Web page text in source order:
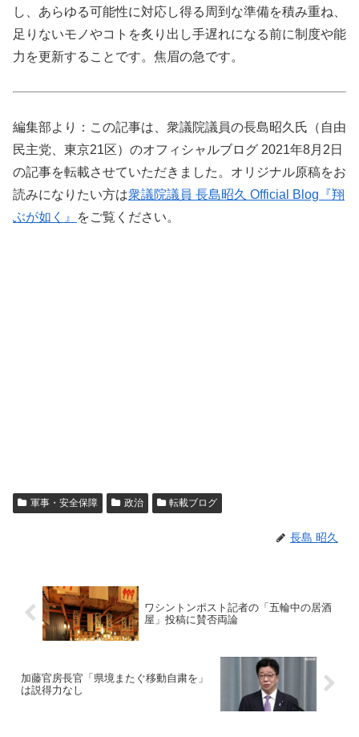
し、あらゆる可能性に対応し得る周到な準備を積み重ね、
足りないモノやコトを炙り出し手遅れになる前に制度や能
力を更新することです。焦眉の急です。
編集部より：この記事は、衆議院議員の長島昭久氏（自由
民主党、東京21区）のオフィシャルブログ 2021年8月2日
の記事を転載させていただきました。オリジナル原稿をお
読みになりたい方は衆議院議員 長島昭久 Official Blog『翔
ぶが如く』
をご覧ください。
軍事・安全保障 政治 転載ブログ
長島 昭久
ワシントンポスト記者の「五輪中の居酒
屋」投稿に賛否両論
加藤官房長官「県境またぐ移動自粛を」
は説得力なし